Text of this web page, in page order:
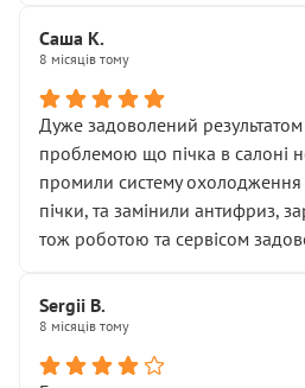
Саша К.
8 місяців тому
Дуже задоволений
проблемою що пічка в салоні
промили систему охолодження
пічки, та замінили антифриз,
тож роботою та сервісом
Sergii B.
8 місяців тому